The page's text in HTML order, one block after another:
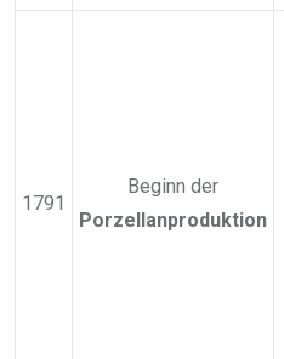
1791
Beginn der
Porzellanproduktion